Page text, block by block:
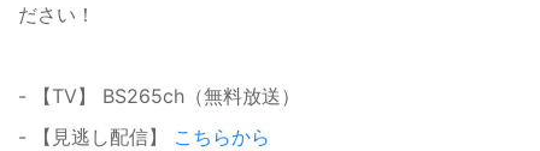
ださい！
- 【TV】 BS265ch（無料放送）
- 【見逃し配信】 こちらから